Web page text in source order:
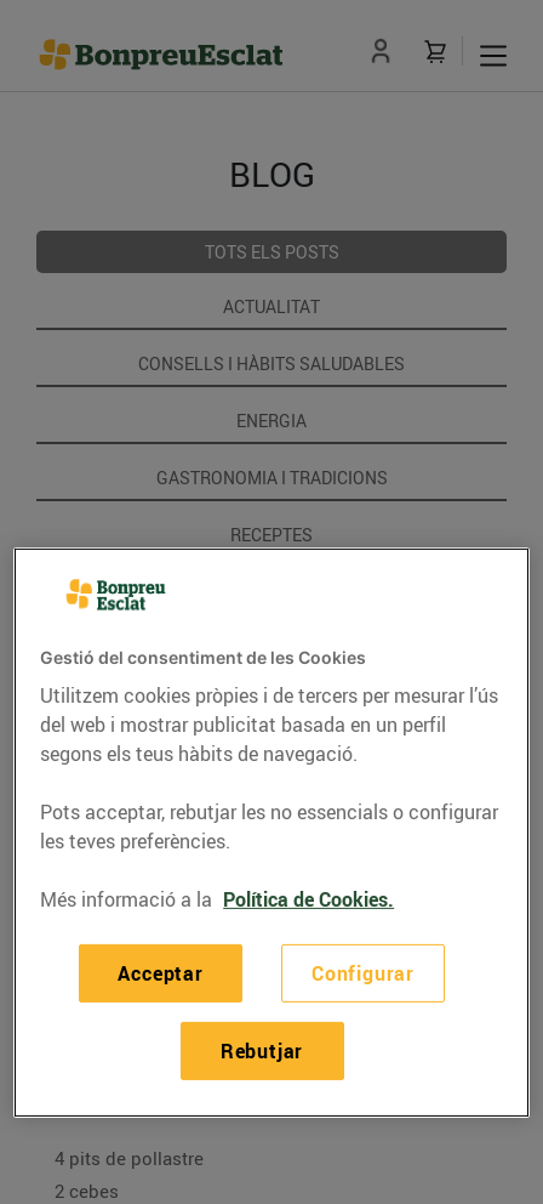
BLOG
TOTS ELS POSTS
ACTUALITAT
CONSELLS I HÀBITS SALUDABLES
ENERGIA
GASTRONOMIA I TRADICIONS
RECEPTES
RECEPTES
Pit de pollastre farcit de
figues
23/de setembre/2020
4 pits de pollastre
2 cebes
Gestió del consentiment de les Cookies
Utilitzem cookies pròpies i de tercers per mesurar l’ús
del web i mostrar publicitat basada en un perfil
segons els teus hàbits de navegació.
Pots acceptar, rebutjar les no essencials o configurar
les teves preferències.
Més informació a la Política de Cookies.
Configurar
Rebutjar
Acceptar